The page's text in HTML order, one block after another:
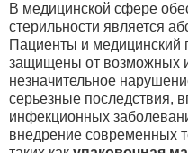
В медицинской сфере
стерильности является
Пациенты и
защищены от возможных
незначительное
серьезные последствия,
инфекционных
внедрение современных